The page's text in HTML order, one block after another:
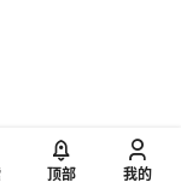
顶部 我的